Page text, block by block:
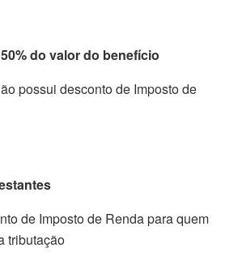
50% do valor do benefício
possui desconto de Imposto de
de Imposto de Renda para quem
tributação